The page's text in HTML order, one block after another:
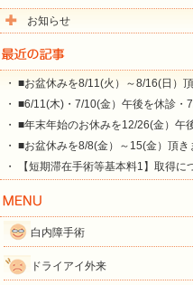
お知らせ
・ ■お盆休みを8/11(火）～8/16(日）頂
・ ■6/11(木)・7/10(金）午後を休診・
・ ■年末年始のお休みを12/26(金）午
・ ■お盆休みを8/8(金）～15(金）頂き
・ 【短期滞在手術等基本料1】取得に
白内障手術
ドライアイ外来